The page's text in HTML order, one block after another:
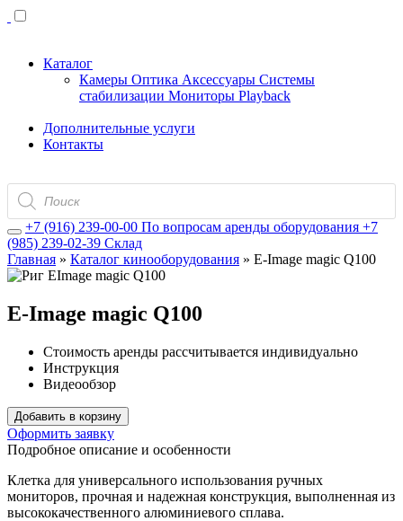
Каталог
Камеры Оптика Аксессуары Системы
стабилизации Мониторы Playback
Дополнительные услуги
Контакты
Поиск
товаров
+7 (916) 239-00-00 По вопросам аренды оборудования +7
(985) 239-02-39 Склад
Главная » Каталог кинооборудования » E-Image magic Q100
E-Image magic Q100
Стоимость аренды рассчитывается индивидуально
Инструкция
Видеообзор
Добавить в корзину
Оформить заявку
Подробное описание и особенности
Клетка для универсального использования ручных
мониторов, прочная и надежная конструкция, выполненная из
высококачественного алюминиевого сплава.